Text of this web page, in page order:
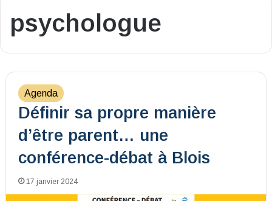
psychologue
Agenda
Définir sa propre manière
d’être parent… une
conférence-débat à Blois
17 janvier 2024